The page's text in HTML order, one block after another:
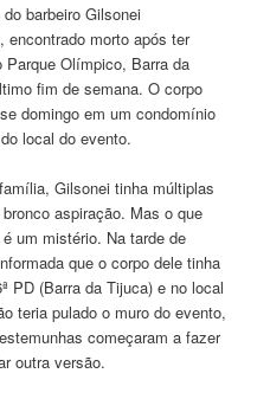
barbeiro Gilsonei
encontrado morto após ter
Olímpico, Barra da
fim de semana. O corpo
domingo em um condomínio
local do evento.
Gilsonei tinha múltiplas
aspiração. Mas o que
um mistério. Na tarde de
que o corpo dele tinha
PD (Barra da Tijuca) e no local
teria pulado o muro do evento,
começaram a fazer
outra versão.